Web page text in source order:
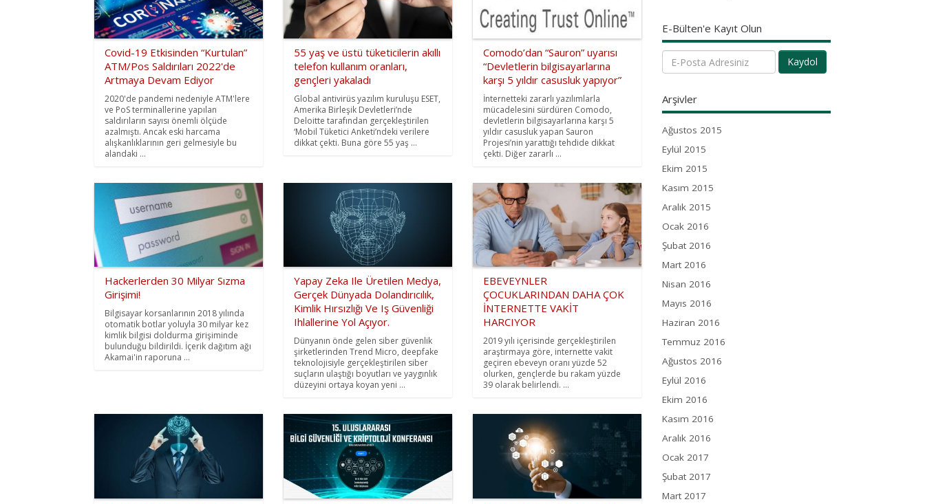
Covid-19 Etkisinden “Kurtulan”
ATM/Pos Saldırıları 2022'de
Artmaya Devam Ediyor
2020'de pandemi nedeniyle ATM'lere
ve PoS terminallerine yapılan
saldırıların sayısı önemli ölçüde
azalmıştı. Ancak eski harcama
alışkanlıklarının geri gelmesiyle bu
alandaki ...
55 yaş ve üstü tüketicilerin akıllı
telefon kullanım oranları,
gençleri yakaladı
Global antivirüs yazılım kuruluşu ESET,
Amerika Birleşik Devletleri’nde
Deloitte tarafından gerçekleştirilen
‘Mobil Tüketici Anketi’ndeki verilere
dikkat çekti. Buna göre 55 yaş ...
Comodo’dan “Sauron” uyarısı
“Devletlerin bilgisayarlarına
karşı 5 yıldır casusluk yapıyor”
İnternetteki zararlı yazılımlarla
mücadelesini sürdüren Comodo,
devletlerin bilgisayarlarına karşı 5
yıldır casusluk yapan Sauron
Projesi’nin yarattığı tehdide dikkat
çekti. Diğer zararlı ...
Hackerlerden 30 Milyar Sızma
Girişimi!
Bilgisayar korsanlarının 2018 yılında
otomatik botlar yoluyla 30 milyar kez
kimlik bilgisi doldurma girişiminde
bulunduğu bildirildi. İçerik dağıtım ağı
Akamai'in raporuna ...
Yapay Zeka Ile Üretilen Medya,
Gerçek Dünyada Dolandırıcılık,
Kimlik Hırsızlığı Ve Iş Güvenliği
Ihlallerine Yol Açıyor.
Dünyanın önde gelen siber güvenlik
şirketlerinden Trend Micro, deepfake
teknolojisiyle gerçekleştirilen siber
suçların ulaştığı boyutları ve yaygınlık
düzeyini ortaya koyan yeni ...
EBEVEYNLER
ÇOCUKLARINDAN DAHA ÇOK
İNTERNETTE VAKİT
HARCIYOR
2019 yılı içerisinde gerçekleştirilen
araştırmaya göre, internette vakit
geçiren ebeveyn oranı yüzde 52
olurken, gençlerde bu rakam yüzde
39 olarak belirlendi. ...
E-Bülten'e Kayıt Olun
Kaydol
Arşivler
Ağustos 2015
Eylül 2015
Ekim 2015
Kasım 2015
Aralık 2015
Ocak 2016
Şubat 2016
Mart 2016
Nisan 2016
Mayıs 2016
Haziran 2016
Temmuz 2016
Ağustos 2016
Eylül 2016
Ekim 2016
Kasım 2016
Aralık 2016
Ocak 2017
Şubat 2017
Mart 2017